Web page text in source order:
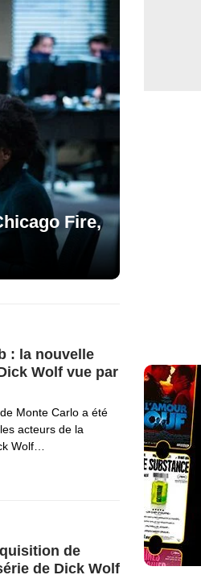
Fire,
: la nouvelle
Wolf vue par
Monte Carlo a été
acteurs de la
Wolf…
de
de Dick Wolf